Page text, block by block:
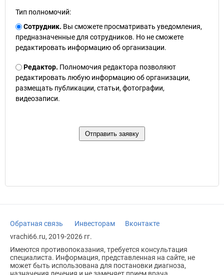
Тип полномочий:
Сотрудник. Вы сможете просматривать уведомления,
предназначенные для сотрудников. Но не сможете
редактировать информацию об организации.
Редактор. Полномочия редактора позволяют
редактировать любую информацию об организации,
размещать публикации, статьи, фотографии,
видеозаписи.
Обратная связь Инвесторам
Вконтакте
vrachi66.ru, 2019-2026 гг.
Имеются противопоказания, требуется консультация
специалиста. Информация, представленная на сайте, не
может быть использована для постановки диагноза,